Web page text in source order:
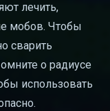
лечить,
мобов. Чтобы
сварить
о радиусе
использовать